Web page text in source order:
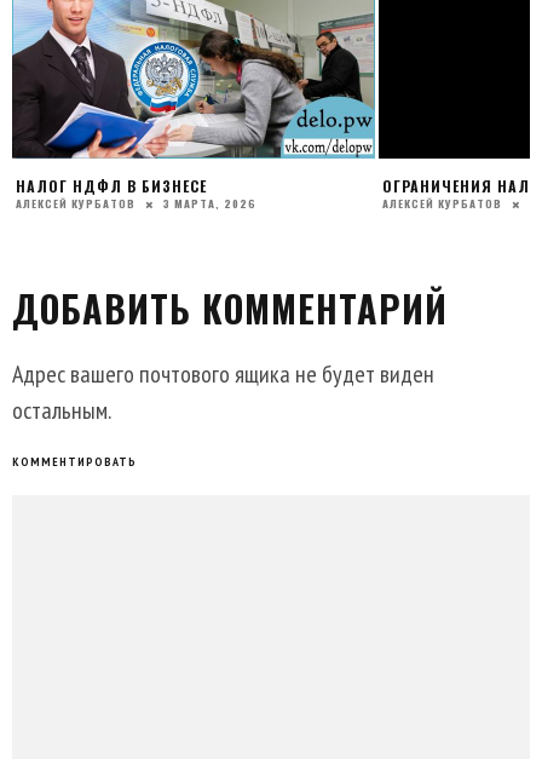
НАЛОГ НДФЛ В БИЗНЕСЕ
АЛЕКСЕЙ КУРБАТОВ 3 МАРТА, 2026
ОГРАНИЧЕНИЯ
АЛЕКСЕЙ КУРБАТОВ
ДОБАВИТЬ КОММЕНТАРИЙ
Адрес вашего почтового ящика не будет виден
остальным.
КОММЕНТИРОВАТЬ